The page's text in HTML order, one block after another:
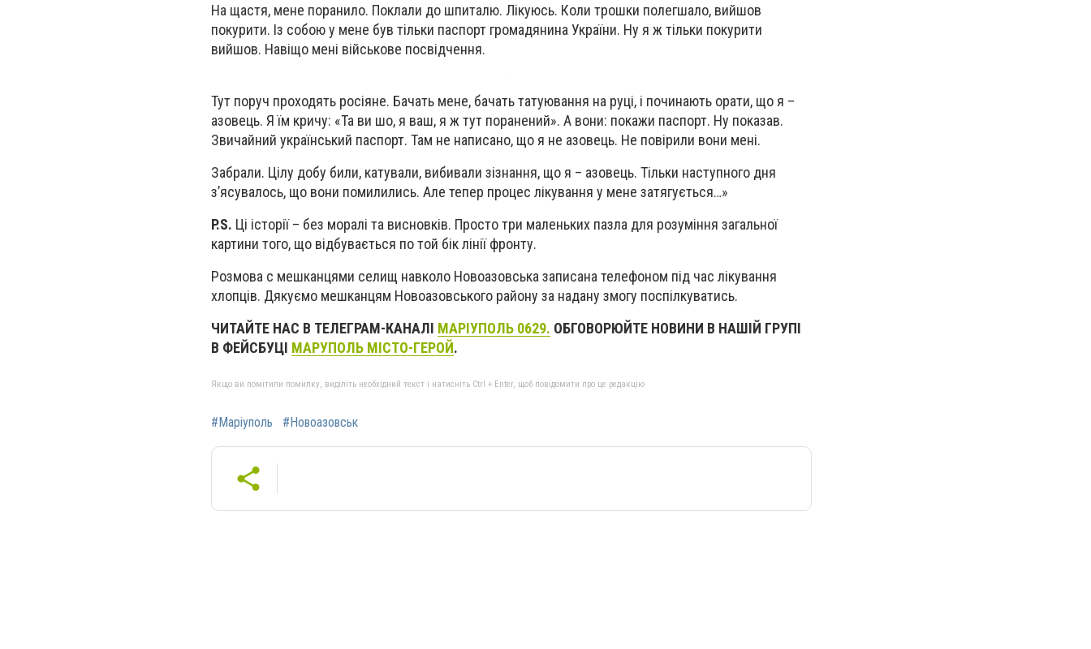
На щастя, мене поранило. Поклали до шпиталю. Лікуюсь. Коли трошки полегшало, вийшов
покурити. Із собою у мене був тільки паспорт громадянина України. Ну я ж тільки покурити
вийшов. Навіщо мені військове посвідчення.
Тут поруч проходять росіяне. Бачать мене, бачать татуювання на руці, і починають орати, що я –
азовець. Я їм кричу: «Та ви шо, я ваш, я ж тут поранений». А вони: покажи паспорт. Ну показав.
Звичайний український паспорт. Там не написано, що я не азовець. Не повірили вони мені.
Забрали. Цілу добу били, катували, вибивали зізнання, що я – азовець. Тільки наступного дня
з’ясувалось, що вони помилились. Але тепер процес лікування у мене затягується…»
P.S. Ці історії – без моралі та висновків. Просто три маленьких пазла для розуміння загальної
картини того, що відбувається по той бік лінії фронту.
Розмова с мешканцями селищ навколо Новоазовська записана телефоном під час лікування
хлопців. Дякуємо мешканцям Новоазовського району за надану змогу поспілкуватись.
ЧИТАЙТЕ НАС В ТЕЛЕГРАМ-КАНАЛІ МАРІУПОЛЬ 0629. ОБГОВОРЮЙТЕ НОВИНИ В НАШІЙ ГРУПІ
В ФЕЙСБУЦІ МАРУПОЛЬ МІСТО-ГЕРОЙ.
Якщо ви помітили помилку, виділіть необхідний текст і натисніть Ctrl + Enter, щоб повідомити про це редакцію
#Маріуполь #Новоазовськ